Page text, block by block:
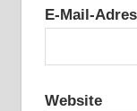
E-Mail-
Website